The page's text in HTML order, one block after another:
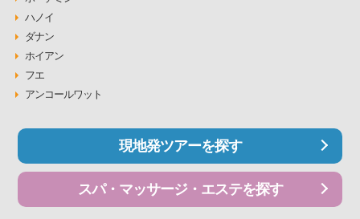
ハノイ
ダナン
ホイアン
フエ
アンコールワット
現地発ツアーを探す
スパ・マッサージ・エステを探す